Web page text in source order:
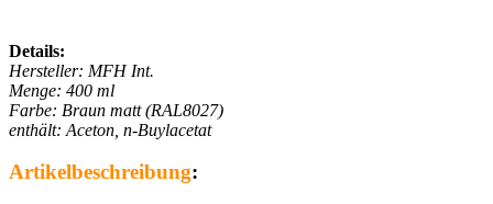
Details:
Hersteller: MFH Int.
Menge: 400 ml
Farbe: Braun matt (RAL8027)
enthält: Aceton, n-Buylacetat
Artikelbeschreibung: